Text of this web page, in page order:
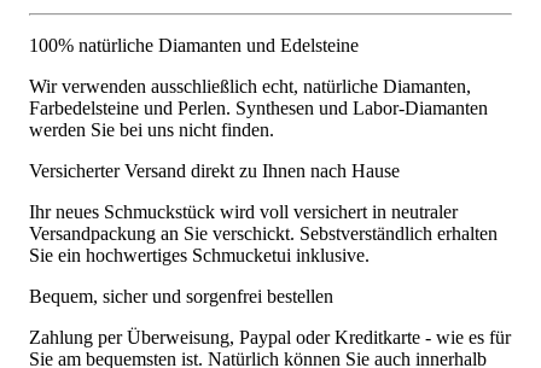
100% natürliche Diamanten und Edelsteine
Wir verwenden ausschließlich echt, natürliche Diamanten,
Farbedelsteine und Perlen. Synthesen und Labor-Diamanten
werden Sie bei uns nicht finden.
Versicherter Versand direkt zu Ihnen nach Hause
Ihr neues Schmuckstück wird voll versichert in neutraler
Versandpackung an Sie verschickt. Sebstverständlich erhalten
Sie ein hochwertiges Schmucketui inklusive.
Bequem, sicher und sorgenfrei bestellen
Zahlung per Überweisung, Paypal oder Kreditkarte - wie es für
Sie am bequemsten ist. Natürlich können Sie auch innerhalb